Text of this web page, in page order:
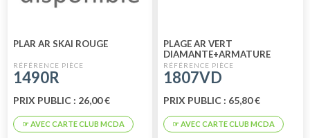
PLAR AR SKAI ROUGE
1490R
PRIX PUBLIC : 26,00 €
PLAGE AR VERT
DIAMANTE+ARMATURE
1807VD
PRIX PUBLIC : 65,80 €